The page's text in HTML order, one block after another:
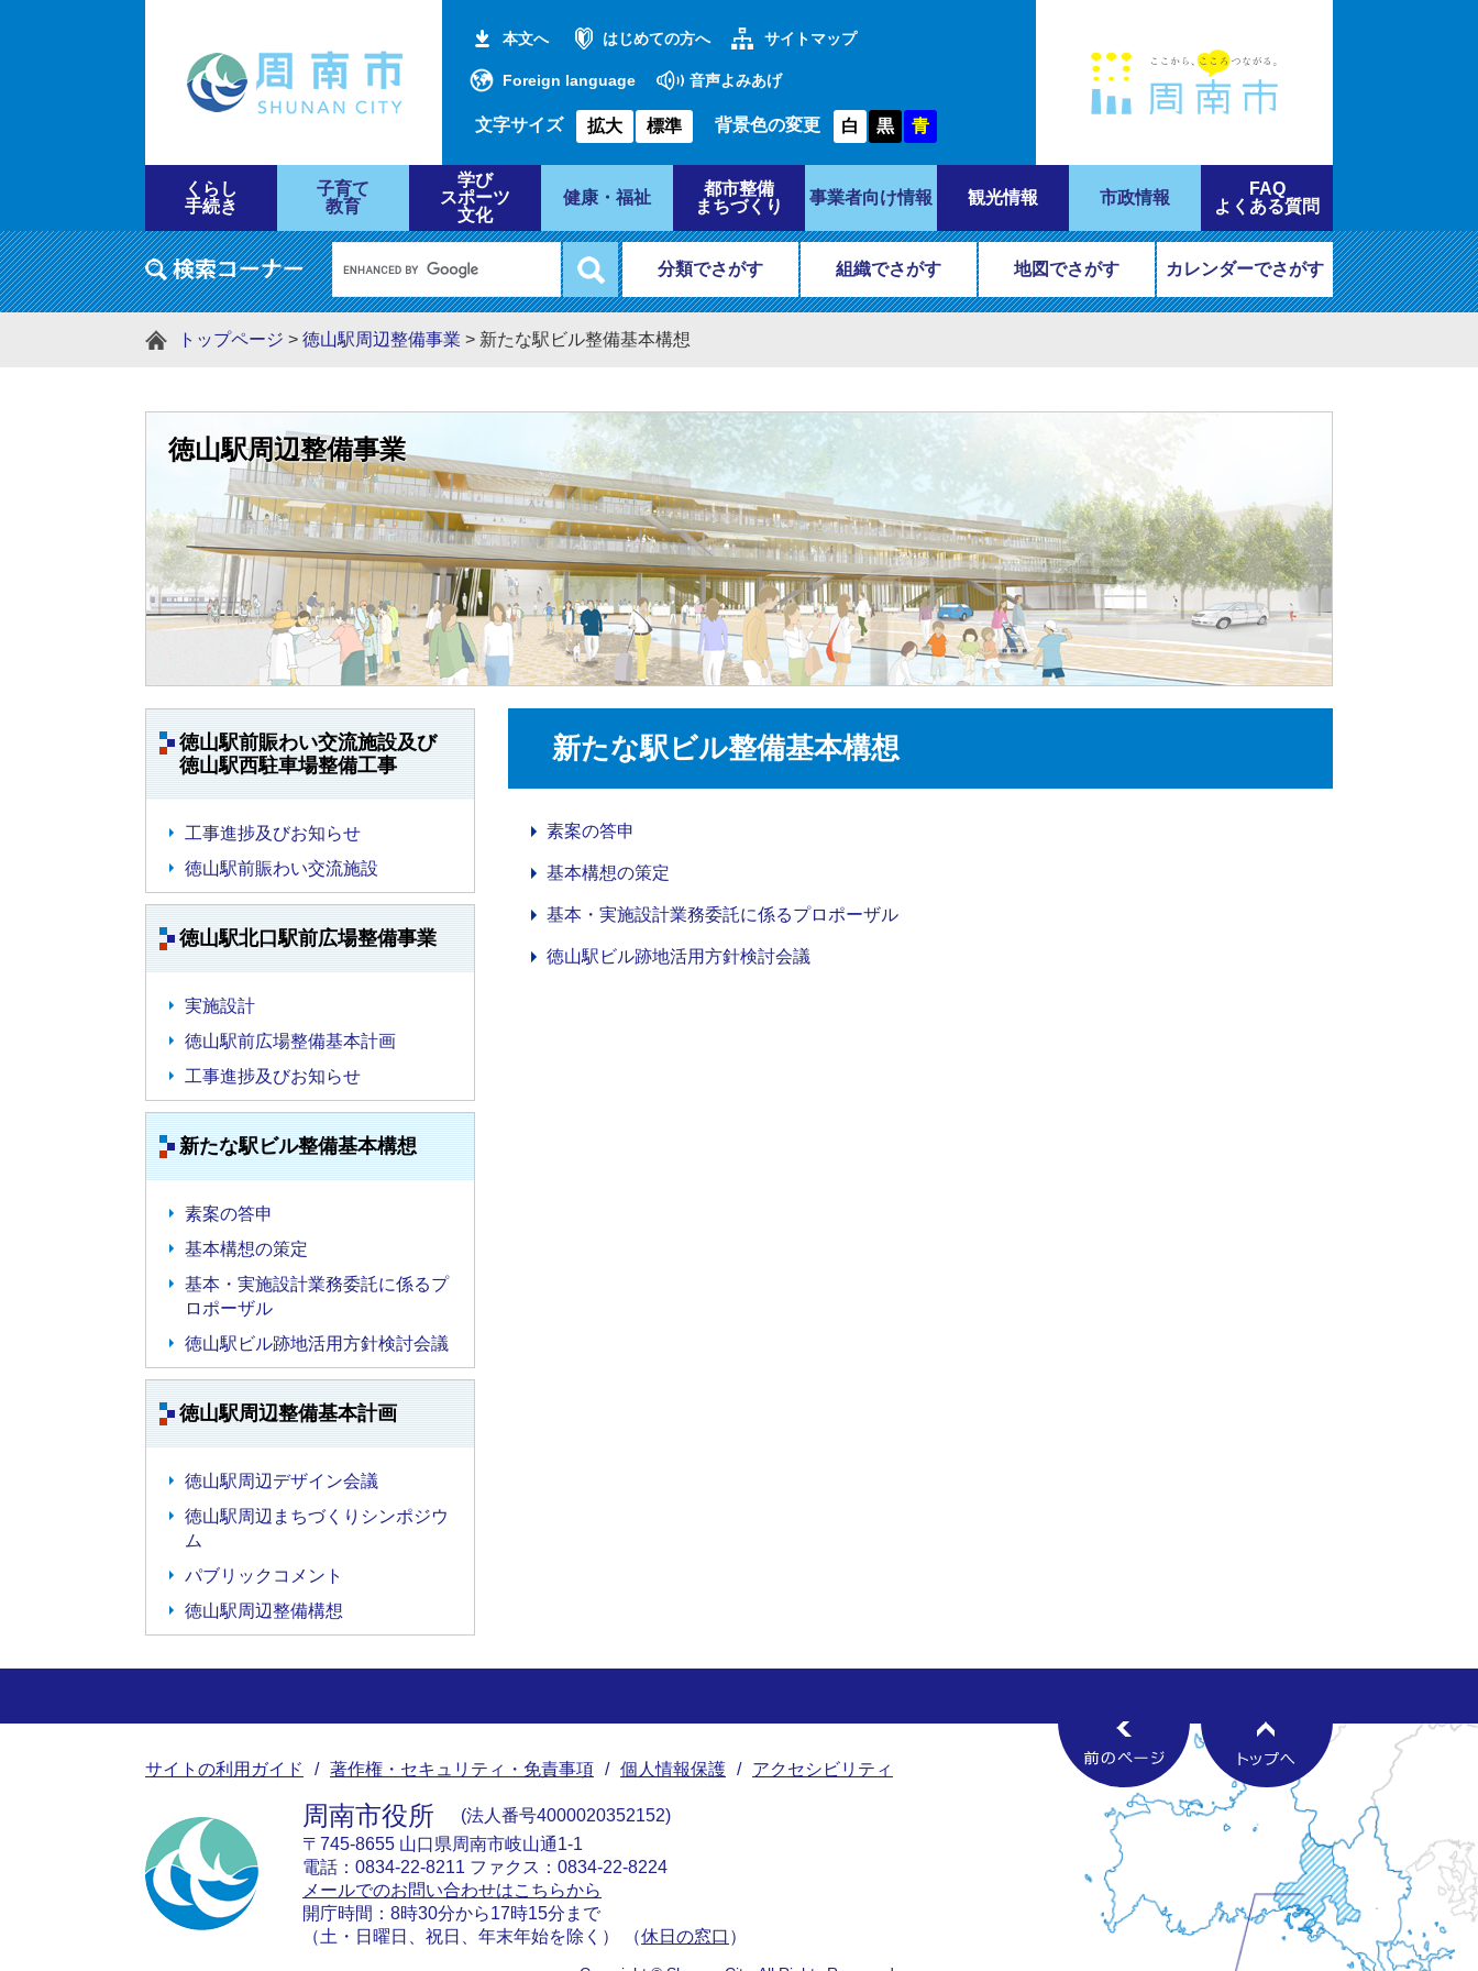
本文へ はじめての方へ サイトマップ
Foreign language 音声よみあげ
文字サイズ 拡大 標準 背景色の変更 白 黒 青
くらし
手続き
子育て
教育
学び
スポーツ
文化
健康・福祉
都市整備
まちづくり
事業者向け情報 観光情報 市政情報
FAQ
よくある質問
分類でさがす 組織でさがす 地図でさがす カレンダーでさがす
トップページ > 徳山駅周辺整備事業 > 新たな駅ビル整備基本構想
徳山駅周辺整備事業
徳山駅前賑わい交流施設及び
徳山駅西駐車場整備工事
工事進捗及びお知らせ
徳山駅前賑わい交流施設
徳山駅北口駅前広場整備事業
実施設計
徳山駅前広場整備基本計画
工事進捗及びお知らせ
新たな駅ビル整備基本構想
素案の答申
基本構想の策定
基本・実施設計業務委託に係るプ
ロポーザル
徳山駅ビル跡地活用方針検討会議
徳山駅周辺整備基本計画
徳山駅周辺デザイン会議
徳山駅周辺まちづくりシンポジウ
ム
パブリックコメント
徳山駅周辺整備構想
新たな駅ビル整備基本構想
素案の答申
基本構想の策定
基本・実施設計業務委託に係るプロポーザル
徳山駅ビル跡地活用方針検討会議
サイトの利用ガイド 著作権・セキュリティ・免責事項 個人情報保護 アクセシビリティ
周南市役所
法人番号4000020352152
〒745-8655 山口県周南市岐山通1-1
電話：0834-22-8211 ファクス：0834-22-8224
メールでのお問い合わせはこちらから
開庁時間：8時30分から17時15分まで
（土・日曜日、祝日、年末年始を除く） （休日の窓口 ）